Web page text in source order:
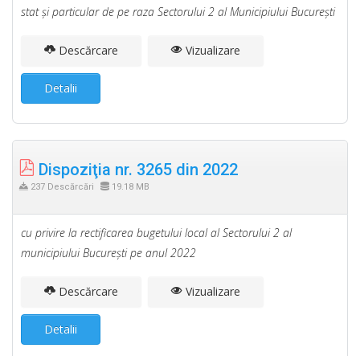
stat şi particular de pe raza Sectorului 2 al Municipiului Bucureşti
Descărcare Vizualizare
Detalii
Dispoziţia nr. 3265 din 2022
237 Descărcări 19.18 MB
cu privire la rectificarea bugetului local al Sectorului 2 al
municipiului Bucureşti pe anul 2022
Descărcare Vizualizare
Detalii